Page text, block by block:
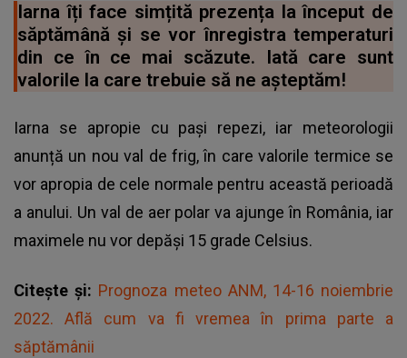
Iarna îți face simțită prezența la început de
săptămână și se vor înregistra temperaturi
din ce în ce mai scăzute. Iată care sunt
valorile la care trebuie să ne așteptăm!
Iarna se apropie cu pași repezi, iar meteorologii
anunță un nou val de frig, în care valorile termice se
vor apropia de cele normale pentru această perioadă
a anului. Un val de aer polar va ajunge în România, iar
maximele nu vor depăși 15 grade Celsius.
Citește și: Prognoza meteo ANM, 14-16 noiembrie
2022. Află cum va fi vremea în prima parte a
săptămânii